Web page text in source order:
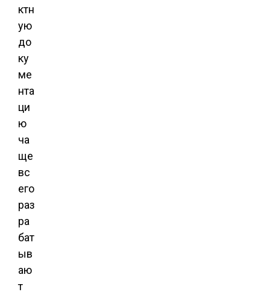
ктн
ую
до
ку
ме
нта
ци
ю
ча
ще
вс
его
раз
ра
бат
ыв
аю
т